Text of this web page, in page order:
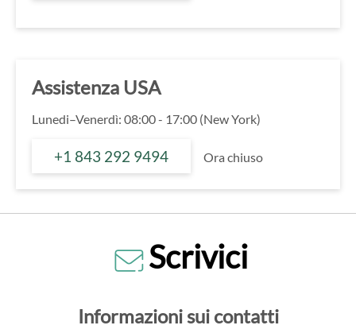
Assistenza USA
Lunedi–Venerdì: 08:00 - 17:00 (New York)
+1 843 292 9494 Ora chiuso
Scrivici
Informazioni sui contatti